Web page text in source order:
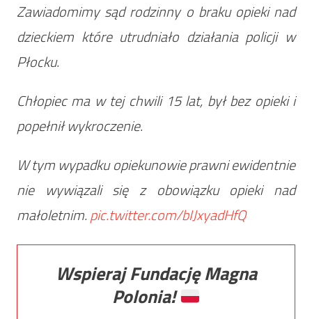
Zawiadomimy sąd rodzinny o braku opieki nad
dzieckiem które utrudniało działania policji w
Płocku.
Chłopiec ma w tej chwili 15 lat, był bez opieki i
popełnił wykroczenie.
W tym wypadku opiekunowie prawni ewidentnie
nie wywiązali się z obowiązku opieki nad
małoletnim.pic.twitter.com/bIJxyadHfQ
Wspieraj Fundację Magna
Polonia!